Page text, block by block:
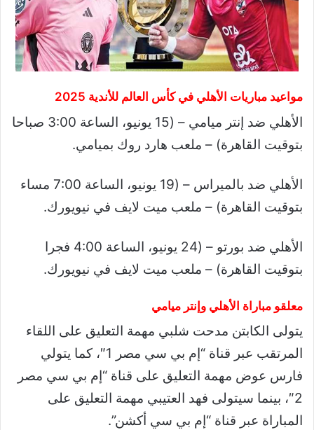
مواعيد مباريات الأهلي في كأس العالم للأندية 2025
الأهلي ضد إنتر ميامي – (15 يونيو، الساعة 3:00 صباحا
بتوقيت القاهرة) – ملعب هارد روك بميامي.
الأهلي ضد بالميراس – (19 يونيو، الساعة 7:00 مساء
بتوقيت القاهرة) – ملعب ميت لايف في نيويورك.
الأهلي ضد بورتو – (24 يونيو، الساعة 4:00 فجرا
بتوقيت القاهرة) – ملعب ميت لايف في نيويورك.
معلقو مباراة الأهلي وإنتر ميامي
يتولى الكابتن مدحت شلبي مهمة التعليق على اللقاء
المرتقب عبر قناة “إم بي سي مصر 1″، كما يتولي
فارس عوض مهمة التعليق على قناة “إم بي سي مصر
2″، بينما سيتولى فهد العتيبي مهمة التعليق على
المباراة عبر قناة “إم بي سي أكشن”.